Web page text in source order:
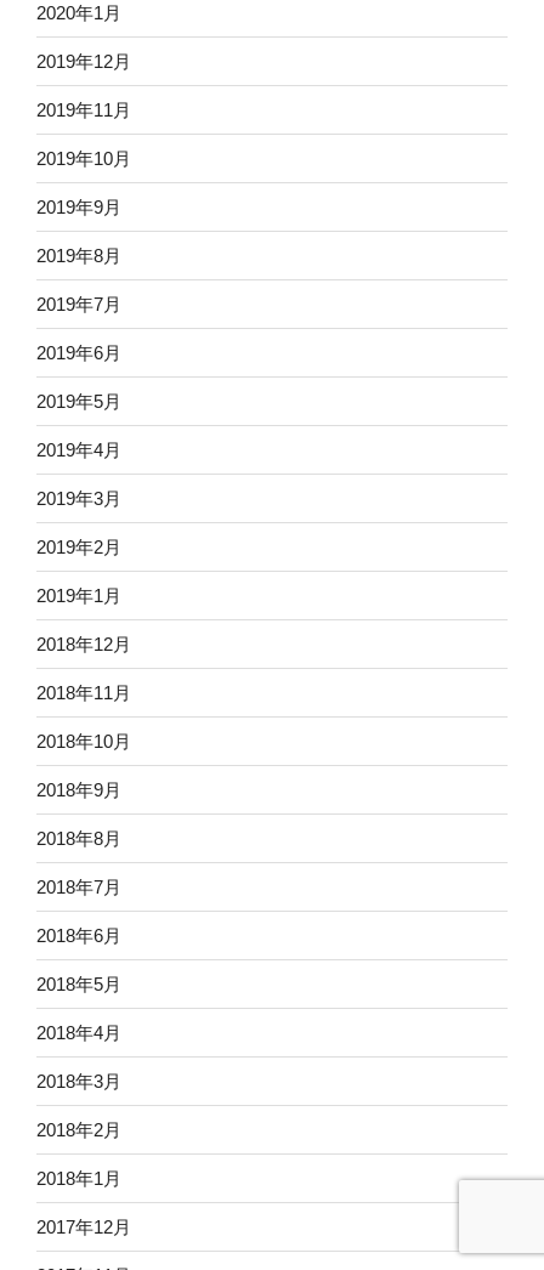
2020年1月
2019年12月
2019年11月
2019年10月
2019年9月
2019年8月
2019年7月
2019年6月
2019年5月
2019年4月
2019年3月
2019年2月
2019年1月
2018年12月
2018年11月
2018年10月
2018年9月
2018年8月
2018年7月
2018年6月
2018年5月
2018年4月
2018年3月
2018年2月
2018年1月
2017年12月